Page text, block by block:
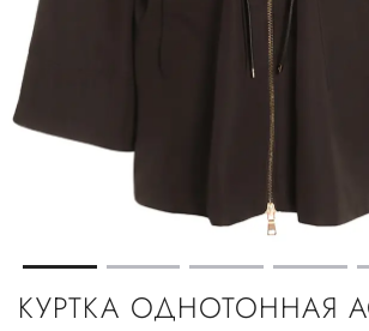
КУРТКА ОДНОТОННАЯ